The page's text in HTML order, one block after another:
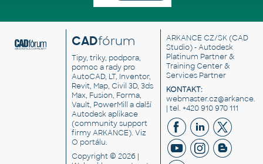
CADfórum
Tipy, triky, podpora,
pomoc a rady pro
AutoCAD, LT, Inventor,
Revit, Map, Civil 3D, 3ds
Max, Fusion, Forma,
Vault, PowerMill a další
Autodesk aplikace
(community support
firmy ARKANCE). Viz
O portálu.
Copyright © 2026 |
ARKANCE CZ/SK(CAD
Studio) - Autodesk
Platinum Partner &
Training Center &
Services Partner
KONTAKT:
| tel. +420 910 970 111